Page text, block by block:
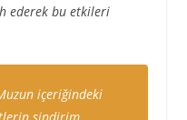
ederek bu etkileri
içeriğindeki
sindirim